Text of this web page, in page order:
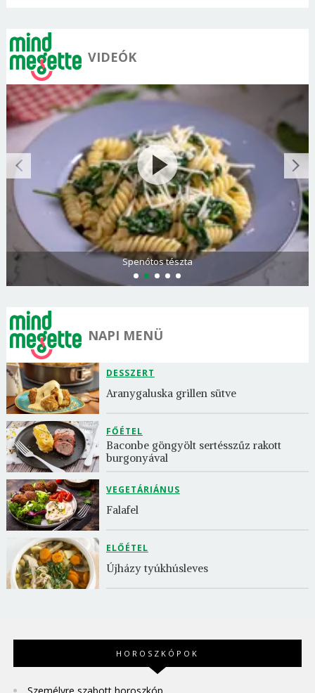
VIDEÓK
Olasz és görög paradicsomsaláta
NAPI MENÜ
DESSZERT
Aranygaluska grillen sütve
FŐÉTEL
Baconbe göngyölt sertésszűz rakott
burgonyával
VEGETÁRIÁNUS
Falafel
ELŐÉTEL
Újházy tyúkhúsleves
HOROSZKÓPOK